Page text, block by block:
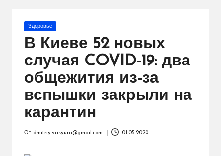
Опубликовано
Здоровье
В Киеве 52 новых
случая COVID-19: два
общежития из-за
вспышки закрыли на
карантин
От dmitriy.vasyura@gmail.com 01.05.2020